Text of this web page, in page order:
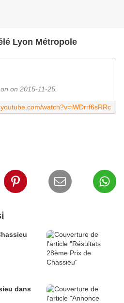
Lyon Métropole
on 2015-11-25.
watch?v=iWDrrf6sRRc
dans